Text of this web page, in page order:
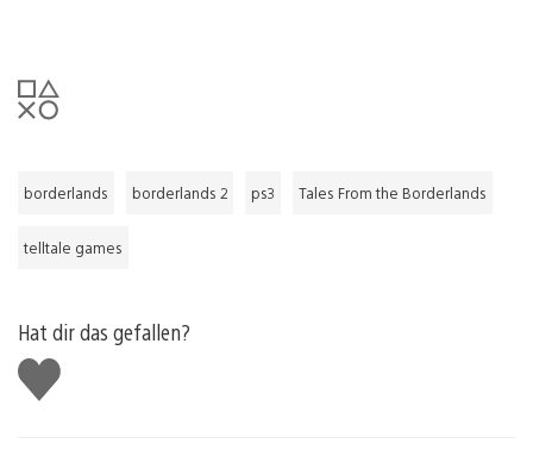
borderlands borderlands 2 ps3 Tales From the Borderlands
telltale games
Hat dir das gefallen?
Gefällt
mir